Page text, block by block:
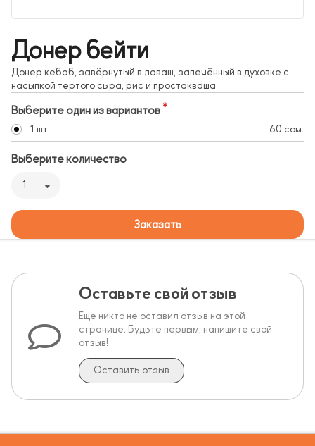
Донер бейти
Донер кебаб, завёрнутый в лаваш, запечённый в духовке с
насыпкой тертого сыра, рис и простакваша
Выберите один из вариантов
1 шт 60 сом.
Выберите количество
1
Заказать
Оставьте свой отзыв
Еще никто не оставил отзыв на этой
странице. Будьте первым, напишите свой
отзыв!
Оставить отзыв